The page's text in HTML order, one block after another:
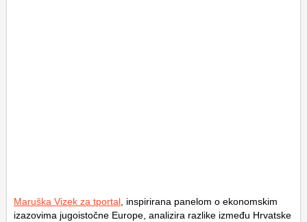
Maruška Vizek za tportal , inspirirana panelom o ekonomskim
izazovima jugoistočne Europe, analizira razlike između Hrvatske